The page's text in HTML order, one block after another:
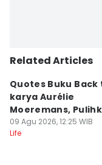
Related Articles
Quotes Buku Back
karya Aurélie
Moeremans,
Luka Terdalam
09 Agu 2026, 12:25 WIB
Life